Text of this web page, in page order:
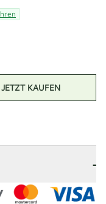
JETZT KAUFEN
-